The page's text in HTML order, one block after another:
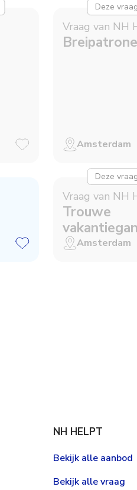
Deze
Vraag van NH
Amsterdam
Deze
Vraag van NH
Trouwe
gezocht !!
Amsterdam
NH HELPT
Bekijk alle aanbod
Bekijk alle vraag